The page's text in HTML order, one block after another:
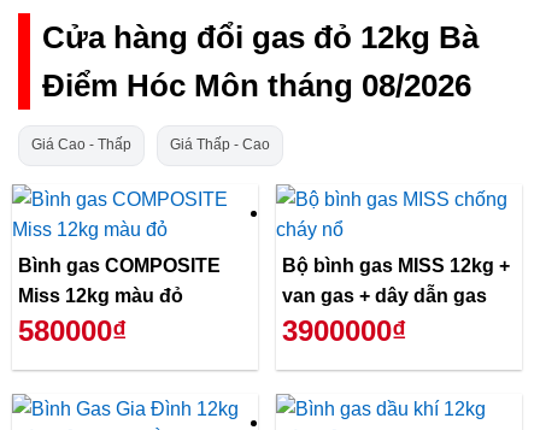
Cửa hàng đổi gas đỏ 12kg Bà
Điểm Hóc Môn tháng 08/2026
Giá Cao - Thấp Giá Thấp - Cao
Bình gas COMPOSITE
Miss 12kg màu đỏ
580000₫
Bộ bình gas MISS 12kg +
van gas + dây dẫn gas
3900000₫